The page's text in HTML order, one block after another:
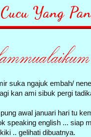
Yang
suka ngajuk embah/
kan ami sibuk pergi
awal januari hari tu
speaking english ... siap
.. gelihati dibuatnya.